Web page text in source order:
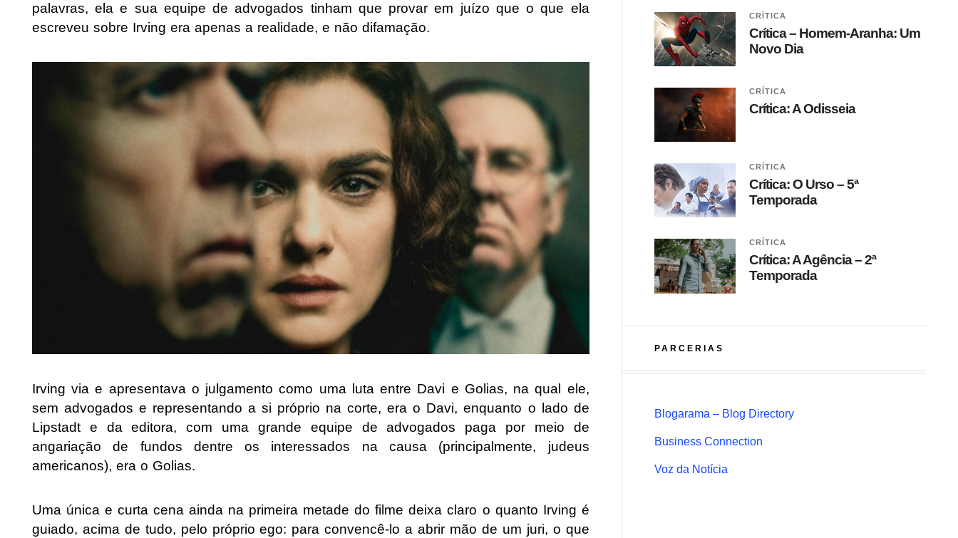
palavras, ela e sua equipe de advogados tinham que provar em juízo que o que ela
escreveu sobre Irving era apenas a realidade, e não difamação.
Irving via e apresentava o julgamento como uma luta entre Davi e Golias, na qual ele,
sem advogados e representando a si próprio na corte, era o Davi, enquanto o lado de
Lipstadt e da editora, com uma grande equipe de advogados paga por meio de
angariação de fundos dentre os interessados na causa (principalmente, judeus
americanos), era o Golias.
Uma única e curta cena ainda na primeira metade do filme deixa claro o quanto Irving é
guiado, acima de tudo, pelo próprio ego: para convencê-lo a abrir mão de um juri, o que
CRÍTICA
Crítica – Homem-Aranha: Um
Novo Dia
CRÍTICA
Crítica: A Odisseia
CRÍTICA
Crítica: O Urso – 5ª
Temporada
CRÍTICA
Crítica: A Agência – 2ª
Temporada
PARCERIAS
Blogarama – Blog Directory
Business Connection
Voz da Notícia